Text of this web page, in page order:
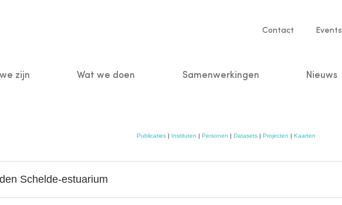
Service
Contact Events
zijn Wat we doen Samenwerkingen Nieuws
Publicaties| Instituten | Personen | Datasets| Projecten | Kaarten
Schelde-estuarium